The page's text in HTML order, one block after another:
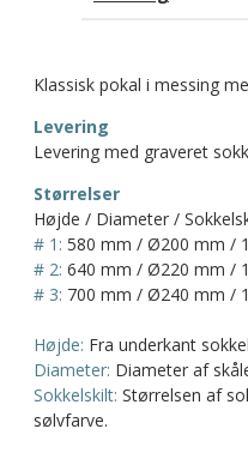
Klassisk pokal i messing
Levering
Levering med graveret
Størrelser
Højde / Diameter /
# 1: 580 mm / Ø200 mm /
# 2: 640 mm / Ø220 mm /
# 3: 700 mm / Ø240 mm /
Højde: Fra underkant
Diameter: Diameter af
Sokkelskilt: Størrelsen af
sølvfarve.